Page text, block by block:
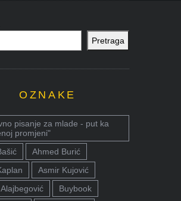
Pretraga
OZNAKE
pisanje za mlade - put ka
promjeni"
Ahmed Burić
Asmir Kujović
Buybook